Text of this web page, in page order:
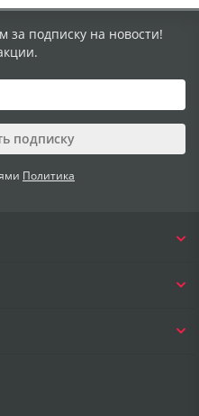
за подписку на новости!
подписку
Политика